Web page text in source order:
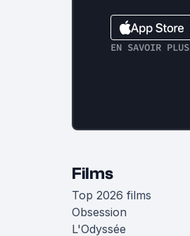
EN SAVOIR PLUS
Films
Top 2026 films
Obsession
L'Odyssée